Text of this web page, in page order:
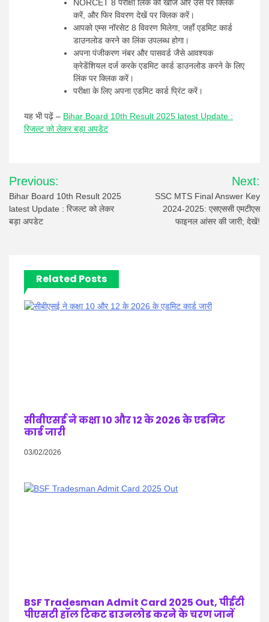
NORCET 8 परीक्षा लिंक को खोजें और उस पर क्लिक
करें, और फिर विवरण देखें पर क्लिक करें।
आपको एम्स नॉरसेट 8 विवरण मिलेगा, जहाँ एडमिट कार्ड
डाउनलोड करने का लिंक उपलब्ध होगा।
अपना पंजीकरण नंबर और पासवर्ड जैसे आवश्यक
क्रेडेंशियल दर्ज करके एडमिट कार्ड डाउनलोड करने के लिए
लिंक पर क्लिक करें।
परीक्षा के लिए अपना एडमिट कार्ड प्रिंट करें।
यह भी पढ़ें – Bihar Board 10th Result 2025 latest Update :
रिजल्ट को लेकर बड़ा अपडेट
Post
navigation
Previous:
Bihar Board 10th Result 2025
latest Update : रिजल्ट को लेकर
बड़ा अपडेट
Next:
SSC MTS Final Answer Key
2024-2025: एसएससी एमटीएस
फाइनल आंसर की जारी; देखें!
Related Posts
सीबीएसई ने कक्षा 10 और 12 के 2026 के एडमिट
कार्ड जारी
03/02/2026
BSF Tradesman Admit Card 2025 Out, पीईटी
पीएसटी हॉल टिकट डाउनलोड करने के चरण जानें